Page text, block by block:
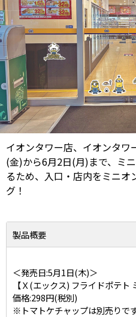
イオンタワー店、イオンタワ
(金)から6月2日(月)まで、ミ
るため、入口・店内をミニオ
グ！
製品概要
＜発売日:5月1日(木)＞
【Ｘ(エックス) フライドポテト
価格:298円(税別)
※トマトケチャップは別売りで